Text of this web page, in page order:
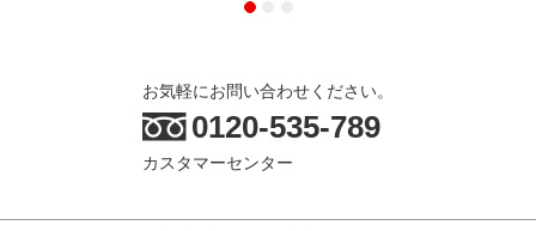
お気軽にお問い合わせください。
0120-535-789
カスタマーセンター